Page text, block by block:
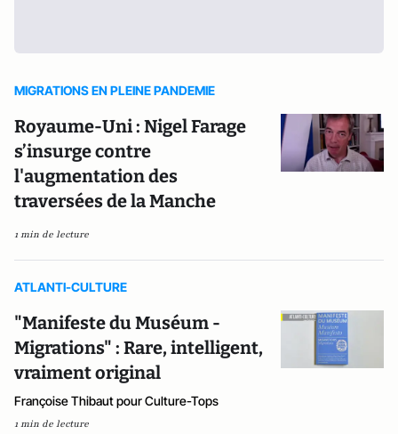
MIGRATIONS EN PLEINE PANDEMIE
Royaume-Uni : Nigel Farage
s’insurge contre
l'augmentation des
traversées de la Manche
1 min de lecture
ATLANTI-CULTURE
"Manifeste du Muséum -
Migrations" : Rare, intelligent,
vraiment original
Françoise Thibaut pour Culture-Tops
1 min de lecture